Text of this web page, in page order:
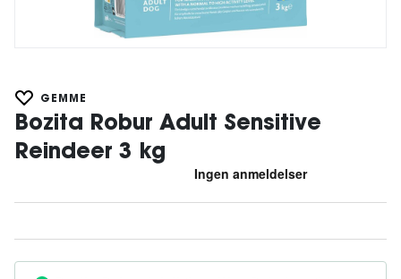
GEMME
Bozita Robur Adult Sensitive
Reindeer 3 kg